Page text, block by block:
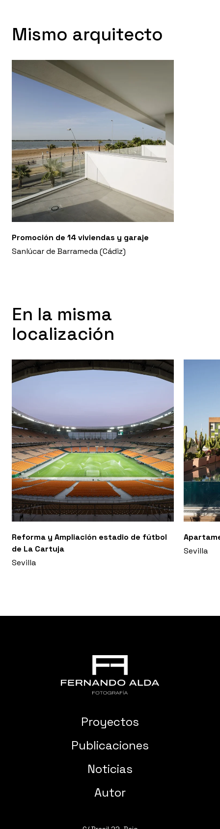
Mismo arquitecto
Promoción de 14 viviendas y garaje
Sanlúcar de Barrameda (Cádiz)
En la misma
localización
Reforma y Ampliación estadio de fútbol
de La Cartuja
Sevilla
Sevilla
Proyectos
Publicaciones
Noticias
Autor